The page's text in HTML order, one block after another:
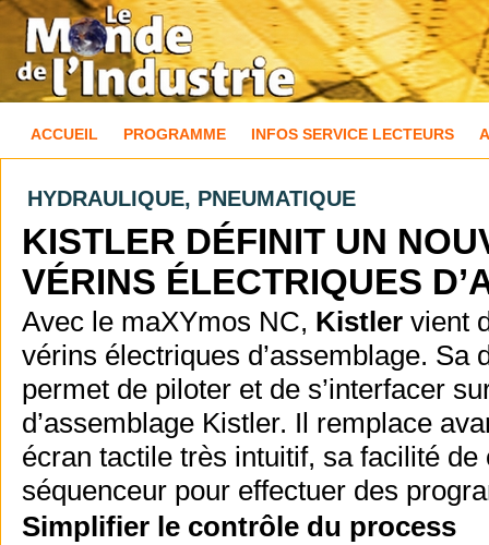
ACCUEIL PROGRAMME INFOS SERVICE LECTEURS
HYDRAULIQUE, PNEUMATIQUE
KISTLER DÉFINIT UN
VÉRINS ÉLECTRIQUES
Avec le maXYmos NC, Kistler vient
vérins électriques d’assemblage.
permet de piloter et de s’interfacer
d’assemblage Kistler. Il remplace
écran tactile très intuitif, sa facilité
séquenceur pour effectuer des
Simplifier le contrôle du process